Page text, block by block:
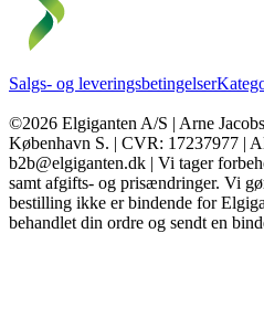
Salgs- og leveringsbetingelser
©2026 Elgiganten A/S | Arne
København S. | CVR: 17237977 |
b2b@elgiganten.dk | Vi tager
samt afgifts- og prisændringer. Vi
bestilling ikke er bindende for
behandlet din ordre og sendt en